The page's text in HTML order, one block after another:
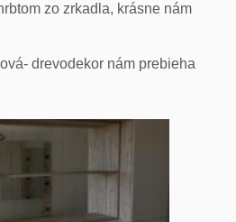
zo zrkadla, krásne nám
drevodekor nám prebieha